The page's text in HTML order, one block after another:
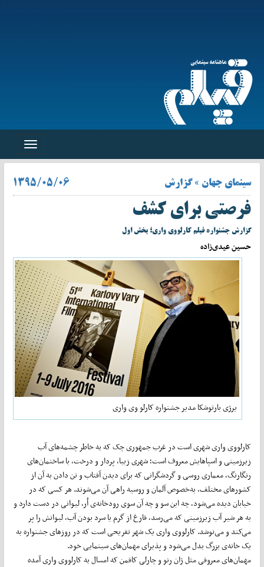
Toggle
سینمای جهان » گزارش ۱۳۹۵/۰۵/۰۶
فرصتی برای کشف
گزارش جشنواره فیلم کارلووی واری؛ بخش اول
حسین عیدی‌زاده
یرژی بارتوشکا مدیر جشنواره کارلو وی واری
کارلووی واری شهری است در غرب جمهوری چک که به خاطر چشمه‌های آب
زیرزمینی و اسپاهایش معروف است؛ شهری زیبا، پردار و درخت، با ساختمان‌های
رنگارنگ، معماری روسی و گردشگرانی که برای دیدن آفتاب و تن دادن به آن از
کشورهای مختلف، به‌خصوص آلمان و روسیه راهی آن می‌شوند. هر کسی که در
خیابان دیده می‌شود، چه این سو و چه آن سوی رودخانه‌ی اُر، لیوانی در دست دارد و
به هر شیر آب زیرزمینی که می‌رسد، فارغ از گرم یا سرد بودن آب، لیوانش را پر
می‌کند و می‌نوشد. کارلووی واری یک شهر تفریحی است که در روزهای جشنواره به
یک خانه‌ی بزرگ بدل می‌شود و پذیرای مهمان‌های سینمایی خود.
مهمان‌های معروفی مثل ژان رنو و چارلی کافمن که امسال به کارلووی واری آمده